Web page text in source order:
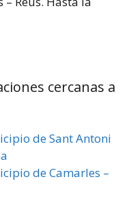
cercanas a
de Sant Antoni
de Camarles –